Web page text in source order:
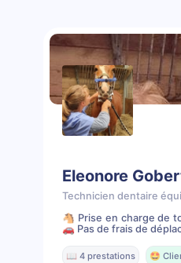
Eleonore
Technicien dentaire
🐴 Prise en charge de
🚗 Pas de frais de
📖 4 prestations 🤩